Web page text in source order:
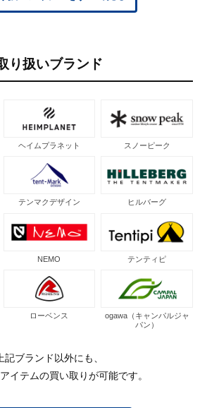
り扱いブランド
ヘイムプラネット スノーピーク
テンマクデザイン ヒルバーグ
NEMO テンティピ
ローベンス
ogawa（キャンパルジャ
パン）
上記ブランド以外にも、
イテムの買い取りが可能です。